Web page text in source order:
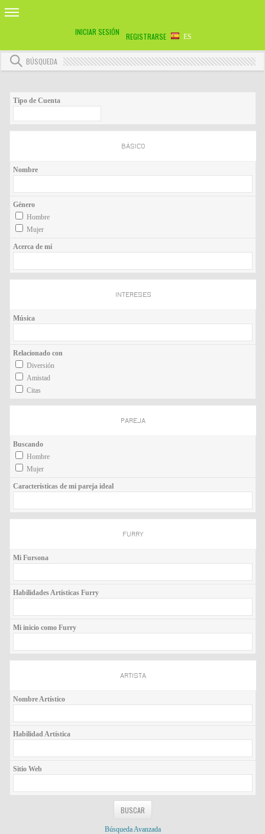
INICIAR SESIÓN REGISTRARSE ES
BÚSQUEDA
Tipo de Cuenta
BÁSICO
Nombre
Género
Hombre
Mujer
Acerca de mí
INTERESES
Música
Relacionado con
Diversión
Amistad
Citas
PAREJA
Buscando
Hombre
Mujer
Características de mi pareja ideal
FURRY
Mi Fursona
Habilidades Artísticas Furry
Mi inicio como Furry
ARTISTA
Nombre Artístico
Habilidad Artística
Sitio Web
Búsqueda Avanzada